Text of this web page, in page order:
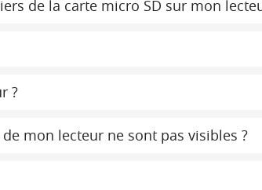
de la carte micro SD sur mon
?
mon lecteur ne sont pas visibles ?